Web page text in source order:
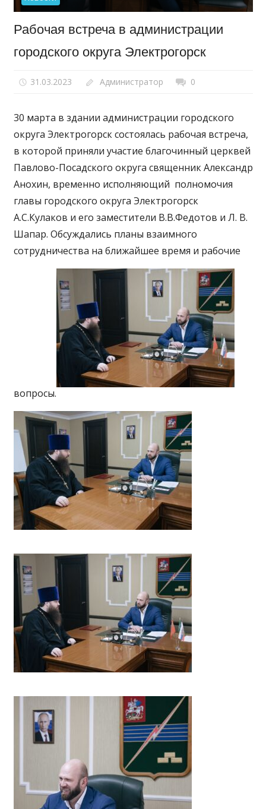
Рабочая встреча в администрации
городского округа Электрогорск
31.03.2023 Администратор 0
30 марта в здании администрации городского
округа Электрогорск состоялась рабочая встреча,
в которой приняли участие благочинный церквей
Павлово-Посадского округа священник Александр
Анохин, временно исполняющий полномочия
главы городского округа Электрогорск
А.С.Кулаков и его заместители В.В.Федотов и Л. В.
Шапар. Обсуждались планы взаимного
сотрудничества на ближайшее время и рабочие
вопросы.